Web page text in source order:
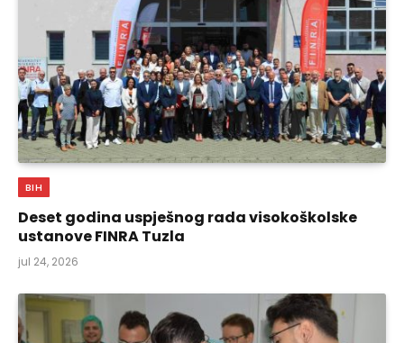
BIH
Deset godina uspješnog rada visokoškolske
ustanove FINRA Tuzla
jul 24, 2026